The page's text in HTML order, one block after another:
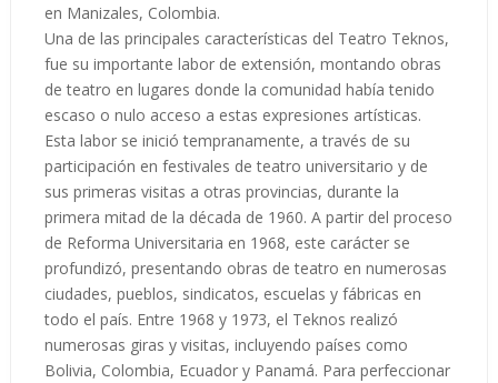
en Manizales, Colombia.
Una de las principales características del Teatro Teknos,
fue su importante labor de extensión, montando obras
de teatro en lugares donde la comunidad había tenido
escaso o nulo acceso a estas expresiones artísticas.
Esta labor se inició tempranamente, a través de su
participación en festivales de teatro universitario y de
sus primeras visitas a otras provincias, durante la
primera mitad de la década de 1960. A partir del proceso
de Reforma Universitaria en 1968, este carácter se
profundizó, presentando obras de teatro en numerosas
ciudades, pueblos, sindicatos, escuelas y fábricas en
todo el país. Entre 1968 y 1973, el Teknos realizó
numerosas giras y visitas, incluyendo países como
Bolivia, Colombia, Ecuador y Panamá. Para perfeccionar